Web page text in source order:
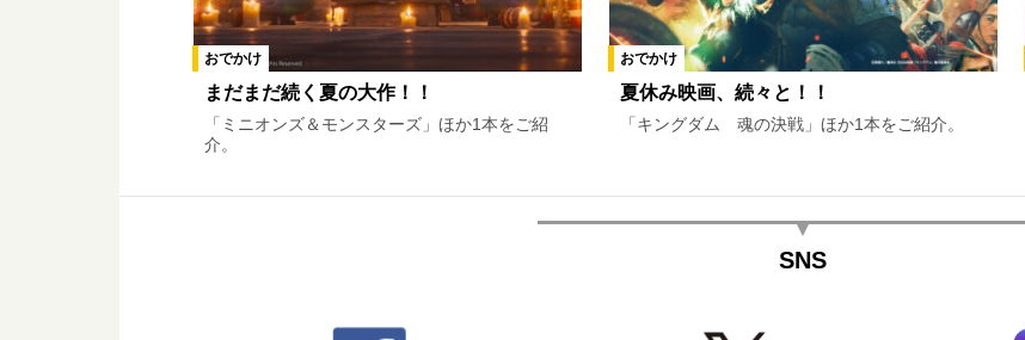
おでかけ
まだまだ続く夏の大作！！
「ミニオンズ＆モンスターズ」ほか1本をご紹
介。
おでかけ
夏休み映画、続々と！！
「キングダム 魂の決戦」ほか1本をご紹介。
SNS